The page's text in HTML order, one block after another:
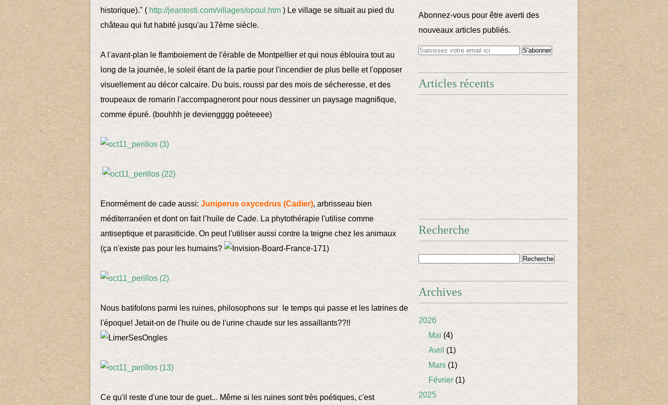
historique)." ( http://jeantosti.com/villages/opoul.htm ) Le village se situait au pied du
château qui fut habité jusqu'au 17ème siècle.
A l'avant-plan le flamboiement de l'érable de Montpellier et qui nous éblouira tout au
long de la journée, le soleil étant de la partie pour l'incendier de plus belle et l'opposer
visuellement au décor calcaire. Du buis, roussi par des mois de sécheresse, et des
troupeaux de romarin l'accompagneront pour nous dessiner un paysage magnifique,
comme épuré. (bouhhh je deviengggg poèteeee)
Enormément de cade aussi: Juniperus oxycedrus (Cadier), arbrisseau bien
méditerranéen et dont on fait l’huile de Cade. La phytothérapie l'utilise comme
antiseptique et parasiticide. On peut l'utiliser aussi contre la teigne chez les animaux
(ça n'existe pas pour les humains?
)
Nous batifolons parmi les ruines, philosophons sur le temps qui passe et les latrines de
l'époque! Jetait-on de l'huile ou de l'urine chaude sur les assaillants??!!
Ce qu'il reste d'une tour de guet... Même si les ruines sont très poétiques, c'est
Abonnez-vous pour être averti des
nouveaux articles publiés.
Articles récents
Recherche
Archives
2026
Mai (4)
Avril (1)
Mars (1)
Février (1)
2025